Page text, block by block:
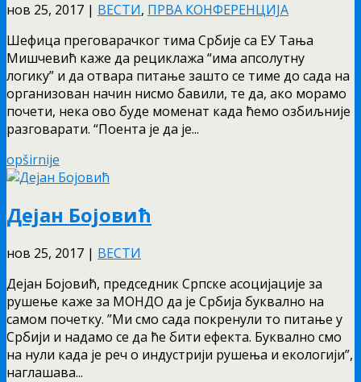
нов 25, 2017 | ВЕСТИ, ПРВА КОНФЕРЕНЦИЈА
Шефица преговарачког тима Србије са ЕУ Тања
Мишчевић каже да рециклажа “има апсолутну
логику” и да отвара питање зашто се тиме до сада на
организован начин нисмо бавили, те да, ако морамо
почети, нека ово буде моменат када ћемо озбиљније
разговарати. “Поента је да је...
opširnije
Дејан Бојовић
нов 25, 2017 | ВЕСТИ
Дејан Бојовић, председник Српске асоцијације за
рушење каже за МОНДО да је Србија буквално на
самом почетку. ”Ми смо сада покренули то питање у
Србији и надамо се да ће бити ефекта. Буквално смо
на нули када је реч о индустрији рушења и екологији”,
наглашава...